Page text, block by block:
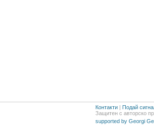
Контакти | Подай
Защитен с авторско
supported by Georgi